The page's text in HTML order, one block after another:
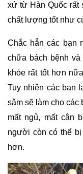
xứ từ Hàn Quốc rất
chất lượng tốt như
Chắc hẳn các bạn
chữa bách bệnh
khỏe rất tốt hơn
Tuy nhiên các bạn
sâm sẽ làm cho các
mất ngủ, mất cân
người còn có thể
hơn.